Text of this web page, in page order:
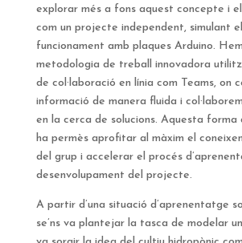
explorar més a fons aquest concepte i
com un projecte independent, simulant
funcionament amb plaques Arduino.
metodologia de treball innovadora
de col·laboració en línia com Teams, on
informació de manera fluida i
en la cerca de solucions. Aquesta forma
ha permès aprofitar al màxim el
del grup i accelerar el procés
desenvolupament del projecte.
A partir d’una situació d’aprenentatge
se’ns va plantejar la tasca de modelar